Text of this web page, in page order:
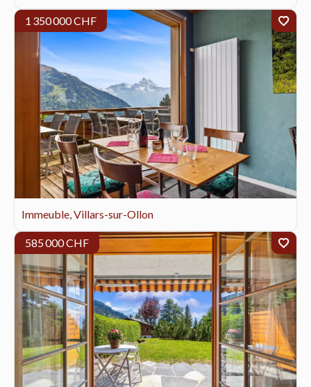
Immeuble, Villars-sur-Ollon
1 350 000 CHF
585 000 CHF